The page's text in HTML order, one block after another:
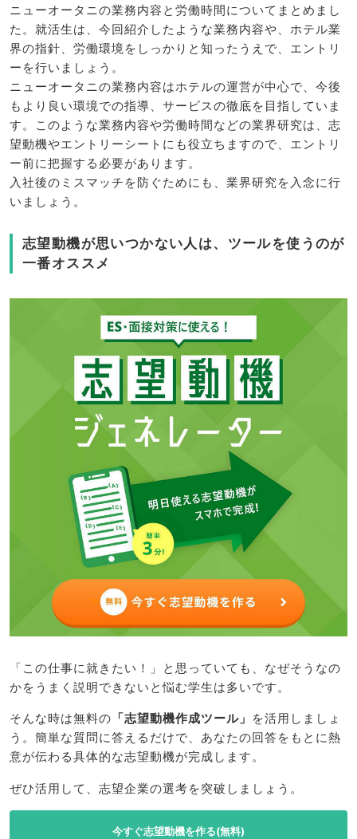
ニューオータニの業務内容と労働時間についてまとめまし
た。就活生は、今回紹介したような業務内容や、ホテル業
界の指針、労働環境をしっかりと知ったうえで、エントリ
ーを行いましょう。
ニューオータニの業務内容はホテルの運営が中心で、今後
もより良い環境での指導、サービスの徹底を目指していま
す。このような業務内容や労働時間などの業界研究は、志
望動機やエントリーシートにも役立ちますので、エントリ
ー前に把握する必要があります。
入社後のミスマッチを防ぐためにも、業界研究を入念に行
いましょう。
志望動機が思いつかない人は、ツールを使うのが
一番オススメ
「この仕事に就きたい！」と思っていても、なぜそうなの
かをうまく説明できないと悩む学生は多いです。
そんな時は無料の 「志望動機作成ツール」 を活用しましょ
う。簡単な質問に答えるだけで、あなたの回答をもとに熱
意が伝わる具体的な志望動機が完成します。
ぜひ活用して、志望企業の選考を突破しましょう。
今すぐ志望動機を作る(無料)